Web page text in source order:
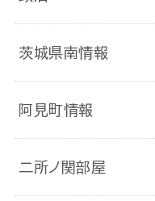
茨城県南情報
阿見町情報
二所ノ関部屋